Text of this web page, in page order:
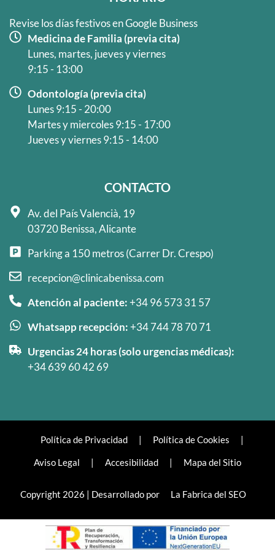
-
f
m
Revise los días festivos en Google Business
Medicina de Familia (previa cita)
Lunes, martes, jueves y viernes
9:15 - 13:00
Odontología (previa cita)
Lunes 9:15 - 20:00
Martes y miercoles 9:15 - 17:00
Jueves y viernes 9:15 - 14:00
CONTACTO
Av. del País Valencià, 19
03720 Benissa, Alicante
Parking a 150 metros (Carrer Dr. Crespo)
recepcion@clinicabenissa.com
Atención al paciente:+34 96 573 31 57
Whatsapp recepción:+34 744 78 70 71
Urgencias 24 horas (solo urgencias médicas):
+34 639 60 42 69
Política de Privacidad | Política de Cookies |
Aviso Legal | Accesibilidad | Mapa del Sitio
Copyright 2026 | Desarrollado por La Fabrica del SEO